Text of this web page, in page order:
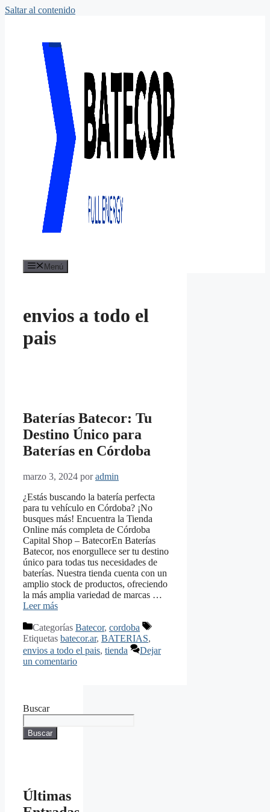
Saltar al contenido
Menú
envios a todo el
pais
Baterías Batecor: Tu
Destino Único para
Baterías en Córdoba
marzo 3, 2024 poradmin
¿Estás buscando la batería perfecta
para tu vehículo en Córdoba? ¡No
busques más! Encuentra la Tienda
Online más completa de Córdoba
Capital Shop – BatecorEn Baterías
Batecor, nos enorgullece ser tu destino
único para todas tus necesidades de
baterías. Nuestra tienda cuenta con un
amplio stock de productos, ofreciendo
la más amplia variedad de marcas …
Leer más
Categorías Batecor, cordoba
Etiquetas batecor.ar, BATERIAS,
envios a todo el pais, tienda
Dejar
un comentario
Buscar
Buscar
Últimas